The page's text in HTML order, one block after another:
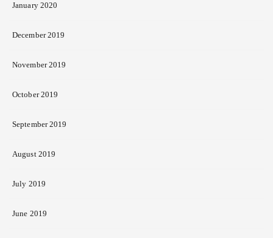
January 2020
December 2019
November 2019
October 2019
September 2019
August 2019
July 2019
June 2019